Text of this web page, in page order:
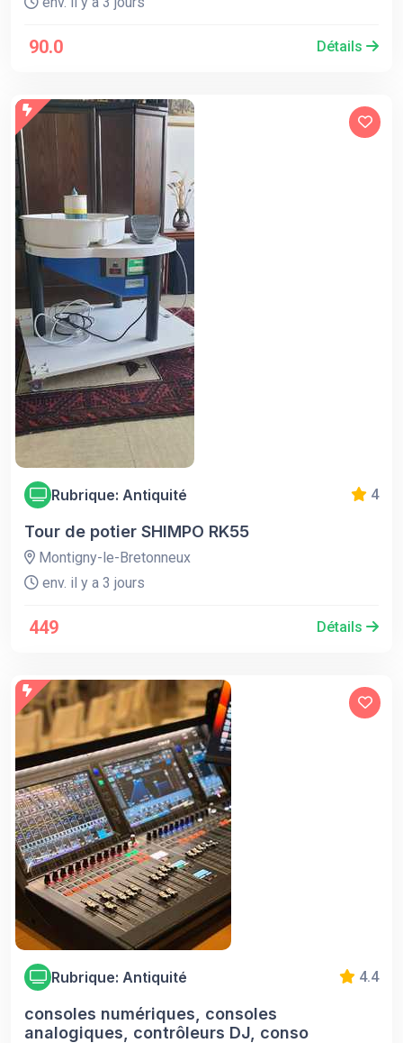
90.0 Détails
Rubrique: Antiquité 4
Tour de potier SHIMPO RK55
Montigny-le-Bretonneux
env. il y a 3 jours
449 Détails
Rubrique: Antiquité 4.4
consoles numériques, consoles
analogiques, contrôleurs DJ, conso